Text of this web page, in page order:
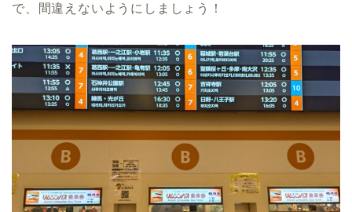
で、間違えないようにしましょう！